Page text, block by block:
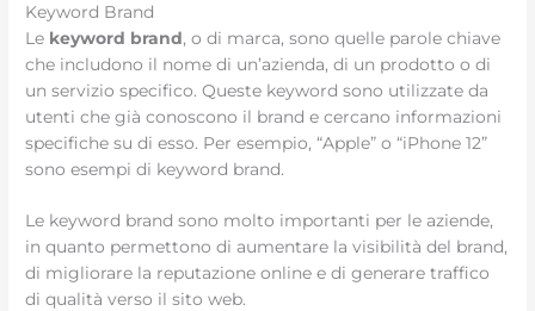
Keyword Brand
Le keyword brand, o di marca, sono quelle parole chiave
che includono il nome di un’azienda, di un prodotto o di
un servizio specifico. Queste keyword sono utilizzate da
utenti che già conoscono il brand e cercano informazioni
specifiche su di esso. Per esempio, “Apple” o “iPhone 12”
sono esempi di keyword brand.
Le keyword brand sono molto importanti per le aziende,
in quanto permettono di aumentare la visibilità del brand,
di migliorare la reputazione online e di generare traffico
di qualità verso il sito web.